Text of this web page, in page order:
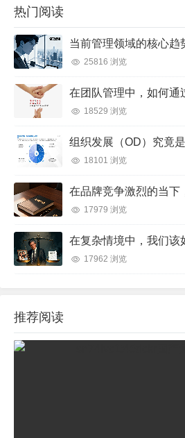
热门阅读
25816 浏览
18529 浏览
18101 浏览
17979 浏览
17962 浏览
推荐阅读